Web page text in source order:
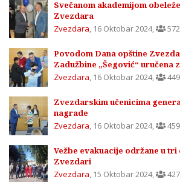
Svečanom akademijom
Zvezdara
Zvezdara, 16 Oktobar 2024, 572
Povodom Dana opštine
Zadužbine „Šegović“ uručena
Zvezdara, 16 Oktobar 2024, 449
Zvezdarskim učenicima
nagrade
Zvezdara, 16 Oktobar 2024, 459
Vežbe evakuacije održane u tri
Zvezdari
Zvezdara, 15 Oktobar 2024, 427